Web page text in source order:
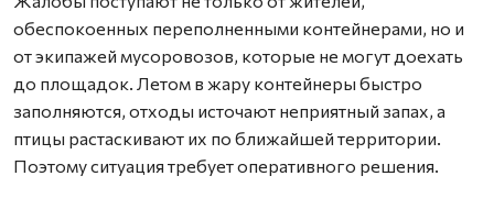
обеспокоенных переполненными контейнерами, но и
от экипажей мусоровозов, которые не могут доехать
до площадок. Летом в жару контейнеры быстро
заполняются, отходы источают неприятный запах, а
птицы растаскивают их по ближайшей территории.
Поэтому ситуация требует оперативного решения.